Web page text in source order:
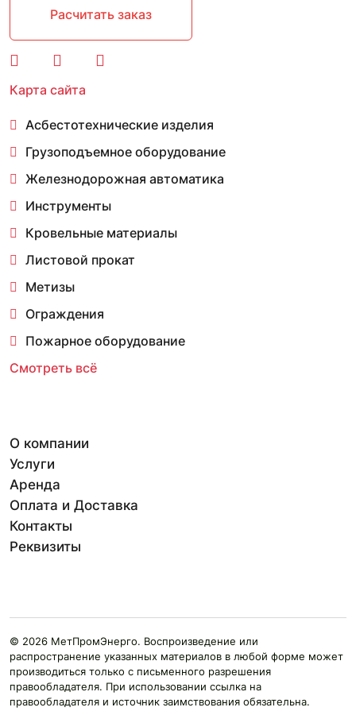
Расчитать заказ
Карта сайта
Асбестотехнические изделия
Грузоподъемное оборудование
Железнодорожная автоматика
Инструменты
Кровельные материалы
Листовой прокат
Метизы
Ограждения
Пожарное оборудование
Смотреть всё
О компании
Услуги
Аренда
Оплата и Доставка
Контакты
Реквизиты
© 2026 МетПромЭнерго. Воспроизведение или
распространение указанных материалов в любой форме может
производиться только с письменного разрешения
правообладателя. При использовании ссылка на
правообладателя и источник заимствования обязательна.